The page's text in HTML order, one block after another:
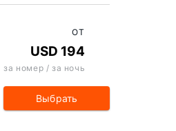
ОТ
USD 194
за номер / за ночь
Выбрать